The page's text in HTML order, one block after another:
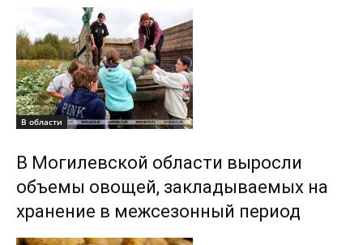
В области
В Могилевской области выросли
объемы овощей, закладываемых на
хранение в межсезонный период